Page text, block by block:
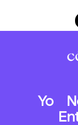
Yo